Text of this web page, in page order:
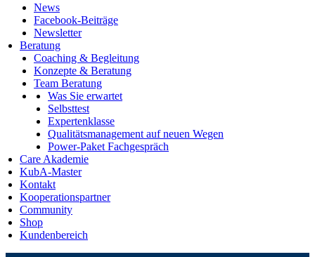
News
Facebook-Beiträge
Newsletter
Beratung
Coaching & Begleitung
Konzepte & Beratung
Team Beratung
Was Sie erwartet
Selbsttest
Expertenklasse
Qualitätsmanagement auf neuen Wegen
Power-Paket Fachgespräch
Care Akademie
KubA-Master
Kontakt
Kooperationspartner
Community
Shop
Kundenbereich